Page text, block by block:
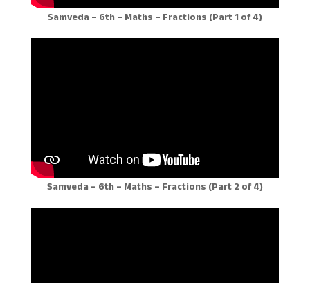
Samveda – 6th – Maths – Fractions (Part 1 of 4)
Samveda – 6th – Maths – Fractions (Part 2 of 4)